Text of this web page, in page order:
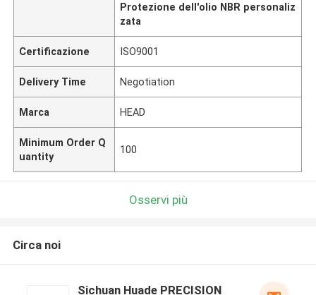
Protezione dell'olio NBR personaliz
zata
Certificazione ISO9001
Delivery Time Negotiation
Marca HEAD
Minimum Order Q
uantity
100
Osservi più
Circa noi
Sichuan Huade PRECISION